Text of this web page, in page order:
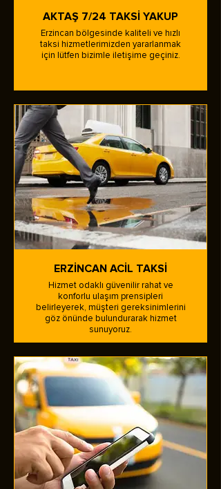
AKTAŞ 7/24 TAKSİ YAKUP
Erzincan bölgesinde kaliteli ve hızlı
taksi hizmetlerimizden yararlanmak
için lütfen bizimle iletişime geçiniz.
ERZİNCAN ACİL TAKSİ
Hizmet odaklı güvenilir rahat ve
konforlu ulaşım prensipleri
belirleyerek, müşteri gereksinimlerini
göz önünde bulundurarak hizmet
sunuyoruz.